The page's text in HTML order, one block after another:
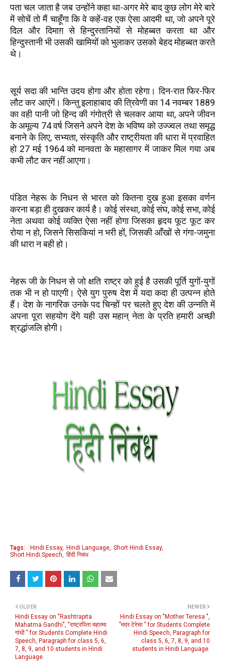
पता चल जाता है जब उन्होंने कहा था-अगर मेरे बाद कुछ लोग मेरे बारे
में सोचें तो मैं चाहूँगा कि वे कहें-वह एक ऐसा आदमी था, जो अपने पूरे
दिल और दिमाग़ से हिन्दुस्तानियों से मोहब्बत करता था और
हिन्दुस्तानी भी उसकी खामियों को भुलाकर उसको बेहद मोहब्बत करते
थे।
सूर्य सदा की भान्ति उदय होगा और होता रहेगा। दिन-रात फिर-फिर
लौट कर आएंगें। किन्तु इलाहाबाद की त्रिवेणी का 14 नवम्बर 1889
का वही पानी जो हिन्द की गंगोत्री से चलकर आया था, अपने जीवन
के अमूल्य 74 वर्ष जिसने अपने देश के भविष्य को उज्ज्वल तथा समृद्ध
बनाने के लिए, सभ्यता, संस्कृति और राष्ट्रीयता की धारा में प्रवाहित
हो 27 मई 1964 को मानवता के महासागर में जाकर मिल गया अब
कभी लौट कर नहीं आएगा।
पंडित नेहरू के निधन से भारत को कितना दुख हुआ इसका वर्णन
करना बड़ा ही दुखकर कार्य है। कोई संस्था, कोई संघ, कोई सभा, कोई
नेता अथवा कोई व्यक्ति ऐसा नहीं होगा जिसका हृदय फूट फूट कर
रोया न हो, जिसने सिसकियां न भरी हों, जिसकी आँखों से गंगा-जमुना
की धारा न बही हो।
नेहरू जी के निधन से जो क्षति राष्ट्र को हुई है उसकी पूर्ति युगों-युगों
तक भी न हो पाएगी। ऐसे युग पुरुष देश में यदा कदा ही उत्पन्न होते
हैं। देश के नागरिक उनके पद चिन्हों पर चलते हुए देश की उन्नति में
अपना पूरा सहयोग देंगे यही उस महान् नेता के प्रति हमारी अच्छी
श्रद्धांजलि होगी।
Tags: Hindi Essay Hindi Language Short Hindi Essay
Short Hindi Speech
हिंदी निबंध
NEWER
Hindi Essay on "Mother Teresa ",
"मदर टेरेसा " for Students Complete
Hindi Speech, Paragraph for
class 5, 6, 7, 8, 9, and 10
students in Hindi Language.
OLDER
Hindi Essay on "Rashtrapita
Mahatma Gandhi", "राष्ट्रपिता महात्मा
गांधी " for Students Complete Hindi
Speech, Paragraph for class 5, 6,
7, 8, 9, and 10 students in Hindi
Language.